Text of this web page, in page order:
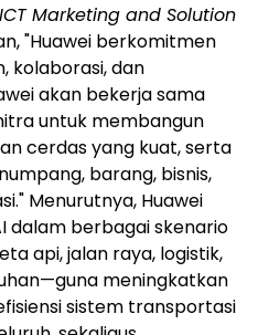
ICT Marketing and Solution
"Huawei berkomitmen
kolaborasi, dan
akan bekerja sama
untuk membangun
cerdas yang kuat, serta
barang, bisnis,
Menurutnya, Huawei
dalam berbagai skenario
api, jalan raya, logistik,
meningkatkan
sistem transportasi